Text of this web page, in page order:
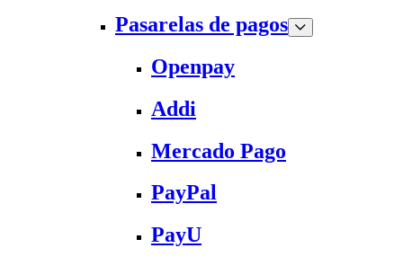
Pasarelas de pagos
Openpay
Addi
Mercado Pago
PayPal
PayU